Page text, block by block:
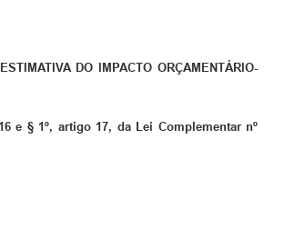
DO IMPACTO ORÇAMENTÁRIO-
e § 1º, artigo 17, da Lei Complementar nº